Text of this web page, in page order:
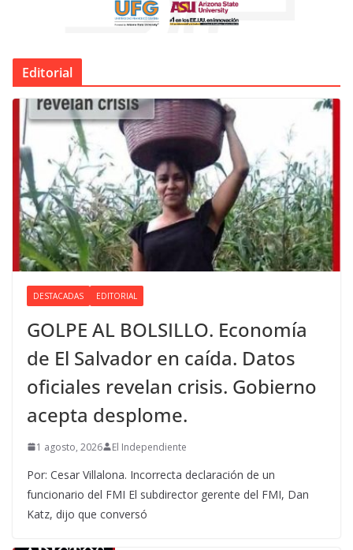
Editorial
DESTACADAS EDITORIAL
GOLPE AL BOLSILLO. Economía
de El Salvador en caída. Datos
oficiales revelan crisis. Gobierno
acepta desplome.
1 agosto, 2026 El Independiente
Por: Cesar Villalona. Incorrecta declaración de un
funcionario del FMI El subdirector gerente del FMI, Dan
Katz, dijo que conversó